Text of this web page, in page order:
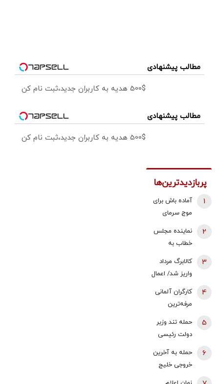
مطالب پیشنهادی
500$ هدیه به کاربران جدید،ثبت نام کن
مطالب پیشنهادی
500$ هدیه به کاربران جدید،ثبت نام کن
پربازدیدترین‌ها
آماده باش برای
موج سرمای
1
نماینده مجلس
خطاب به
بقایی: شما
سخنگو
هستید، نه
سخن‌نگو!
2
کالابرگ مرداد
واریز شد/ اعمال
تغییرات جدید
در زمان بندی
3
کارگران آلمانی
مرفه‌ترین
حداقل دستمزد
در آلمان رشد
کرد
4
حمله تند وزیر
دولت رئیسی
بستن همه
5
حمله به آخرین
خروجی خلیج
6